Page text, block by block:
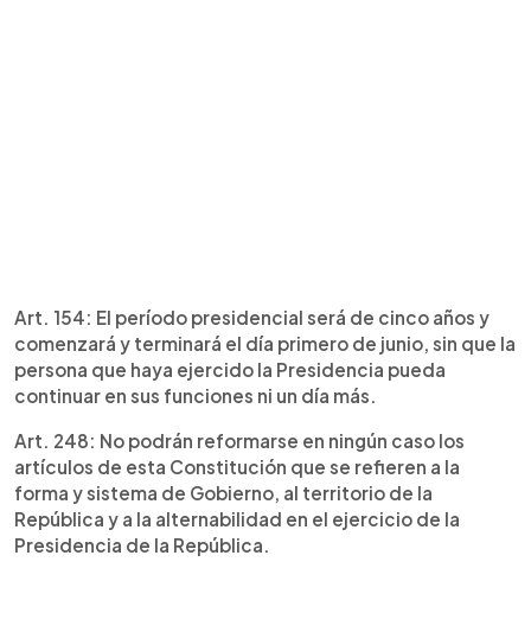
Art. 154: El período presidencial será de cinco años y
comenzará y terminará el día primero de junio, sin que la
persona que haya ejercido la Presidencia pueda
continuar en sus funciones ni un día más.
Art. 248: No podrán reformarse en ningún caso los
artículos de esta Constitución que se refieren a la
forma y sistema de Gobierno, al territorio de la
República y a la alternabilidad en el ejercicio de la
Presidencia de la República.